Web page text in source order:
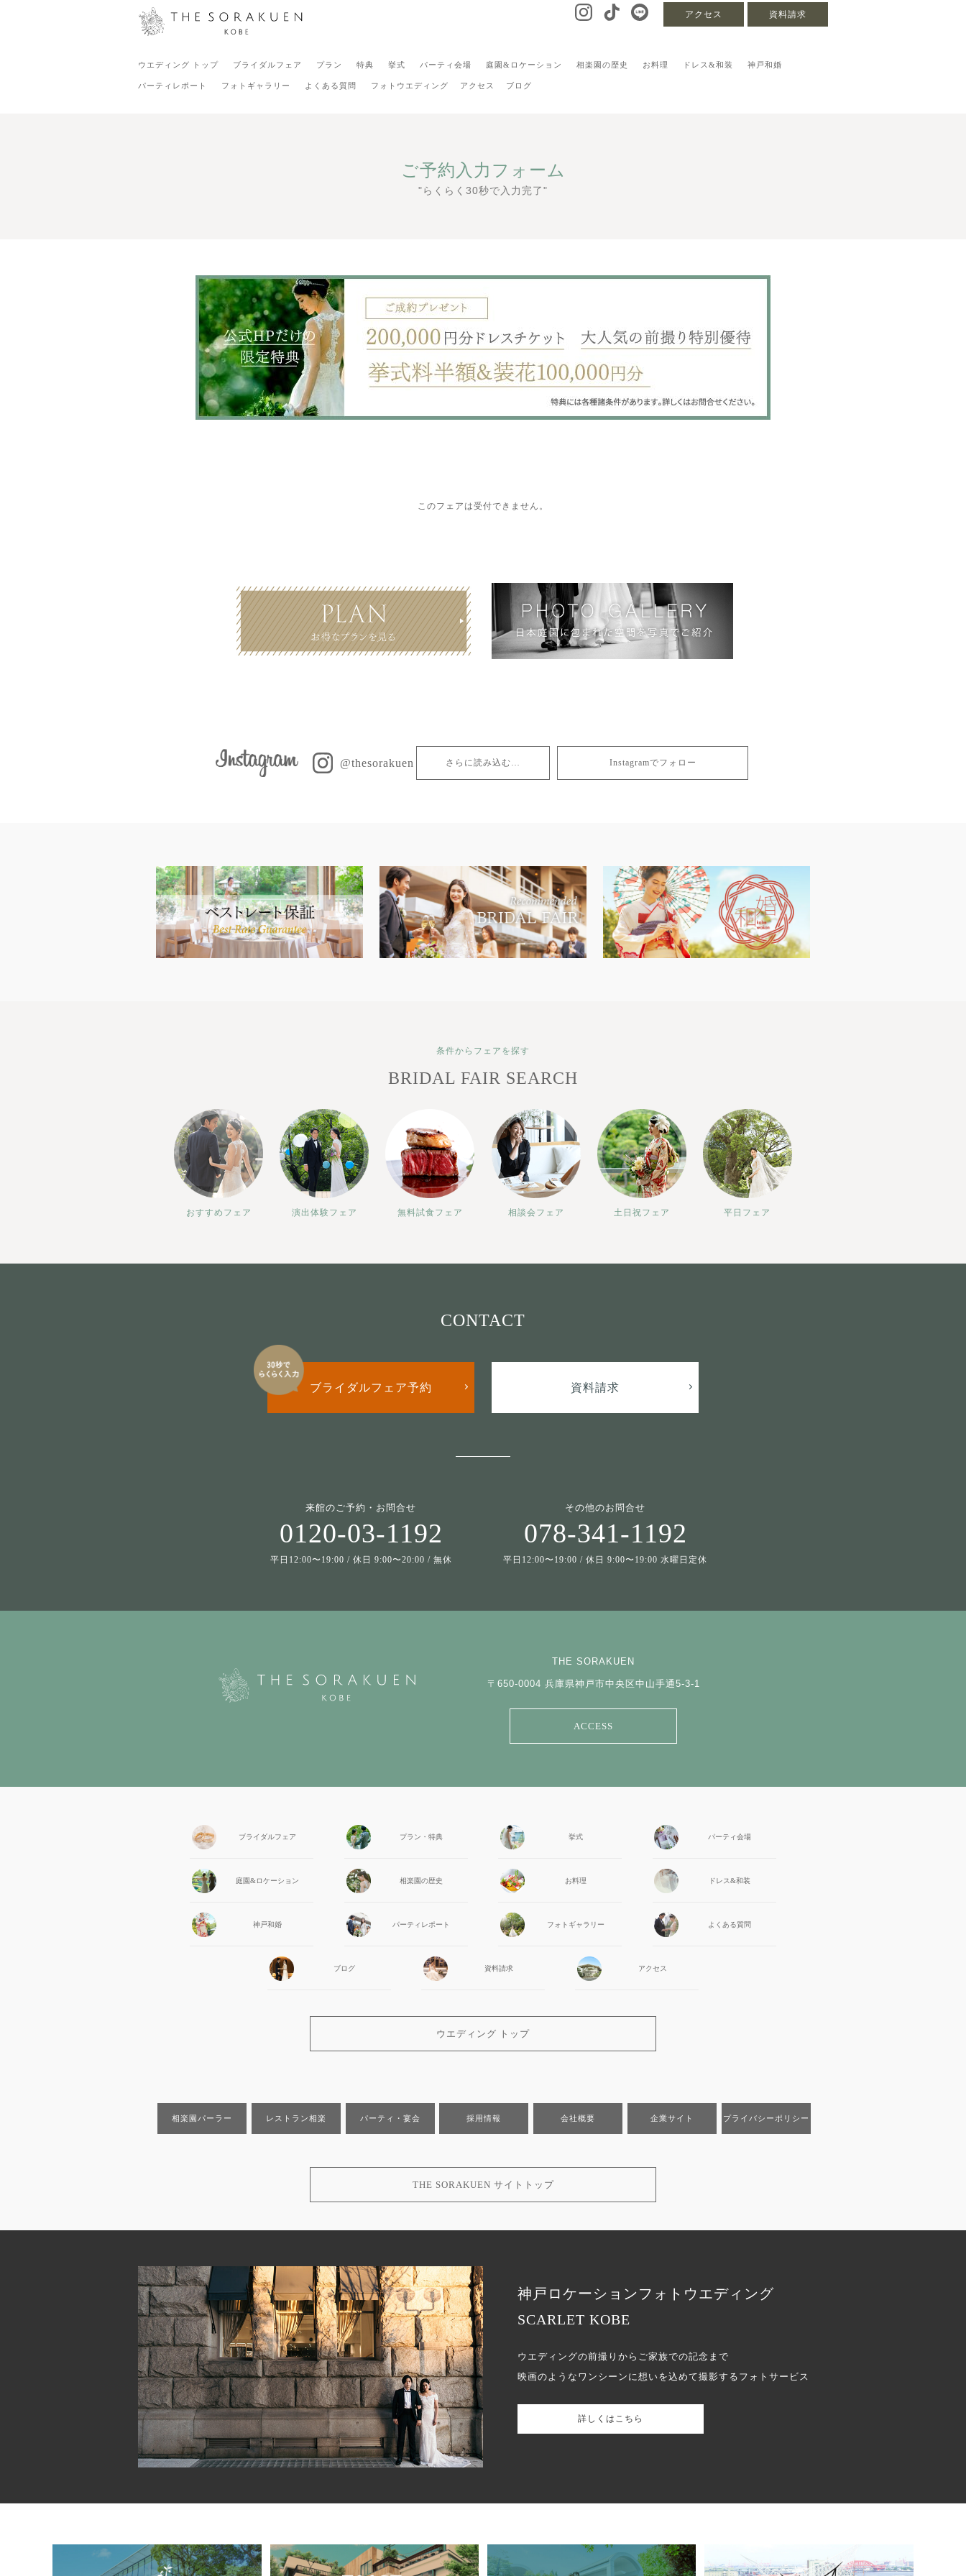
資料請求
アクセス
ウエディング トップ ブライダルフェア プラン 特典 挙式 パーティ会場 庭園&ロケーション 相楽園の歴史 お料理 ドレス&和装 神戸和婚
パーティレポート フォトギャラリー よくある質問 フォトウエディング アクセス ブログ
ご予約入力フォーム
"らくらく30秒で入力完了"
このフェアは受付できません。
@thesorakuen さらに読み込む… Instagramでフォロー
条件からフェアを探す
BRIDAL FAIR SEARCH
おすすめフェア 演出体験フェア 無料試食フェア 相談会フェア 土日祝フェア 平日フェア
CONTACT
ブライダルフェア予約 資料請求
来館のご予約・お問合せ
0120-03-1192
平日12:00〜19:00 / 休日 9:00〜20:00 / 無休
その他のお問合せ
078-341-1192
平日12:00〜19:00 / 休日 9:00〜19:00 水曜日定休
THE SORAKUEN
〒650-0004 兵庫県神戸市中央区中山手通5-3-1
ACCESS
ブライダルフェア プラン・特典 挙式 パーティ会場
庭園&ロケーション 相楽園の歴史 お料理 ドレス&和装
神戸和婚 パーティ レポート フォト ギャラリー よくある質問
ブログ 資料請求 アクセス
ウエディング トップ
相楽園パーラー レストラン相楽 パーティ・宴会 採用情報 会社概要 企業サイト プライバシーポリシー
THE SORAKUEN サイトトップ
神戸ロケーションフォトウエディング
SCARLET KOBE
ウエディングの前撮りからご家族での記念まで
映画のようなワンシーンに想いを込めて撮影するフォトサービス
詳しくはこちら